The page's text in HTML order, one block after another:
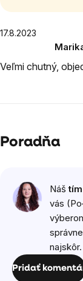
Výpis
produktu
hviezdičiek.
17.8.2023
Veľmi chutný,
Poradňa
diskusií
Náš
vás
najskôr.
Pridať